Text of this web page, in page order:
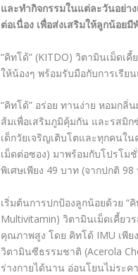
และทำกิจกรรมในแต่ละวันอย่
ต่อเนื่อง เพื่อส่งเสริมให้ลูกน้อย
“คิทโด้” (KITDO) วิตามินเม็ดเ
ให้น้องๆ พร้อมรับมือกับการเรีย
“คิทโด้” อร่อย ทานง่าย หอมกลิ่
ส้มเพื่อเสริมภูมิคุ้มกัน และรสมิ
เด็กวัยเจริญเติบโตและทุกคนใ
เม็ดต่อซอง) มาพร้อมกับโปรโม
พิเศษเพียง 49 บาท (จากปกติ
เริ่มต้นการปกป้องลูกน้อยด้วย “
Multivitamin) วิตามินเม็ดเคี้ย
คุณภาพสูง โดย คิทโด้ IMU เพี
วิตามินซีธรรมชาติ (Acerola
ร่างกายได้นาน อ่อนโยนไม่ระค